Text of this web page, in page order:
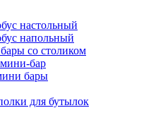
настольный
напольный
со столиком
бар
бары
для бутылок